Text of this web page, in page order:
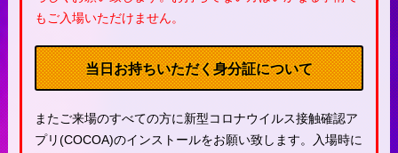
もご入場いただけません。
当日お持ちいただく身分証について
またご来場のすべての方に新型コロナウイルス接触確認ア
プリ(COCOA)のインストールをお願い致します。入場時に